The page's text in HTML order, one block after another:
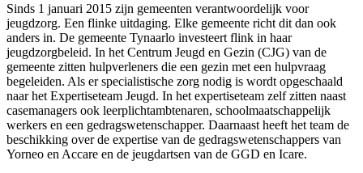
Sinds 1 januari 2015 zijn gemeenten verantwoordelijk voor
jeugdzorg. Een flinke uitdaging. Elke gemeente richt dit dan ook
anders in. De gemeente Tynaarlo investeert flink in haar
jeugdzorgbeleid. In het Centrum Jeugd en Gezin (CJG) van de
gemeente zitten hulpverleners die een gezin met een hulpvraag
begeleiden. Als er specialistische zorg nodig is wordt opgeschaald
naar het Expertiseteam Jeugd. In het expertiseteam zelf zitten naast
casemanagers ook leerplichtambtenaren, schoolmaatschappelijk
werkers en een gedragswetenschapper. Daarnaast heeft het team de
beschikking over de expertise van de gedragswetenschappers van
Yorneo en Accare en de jeugdartsen van de GGD en Icare.